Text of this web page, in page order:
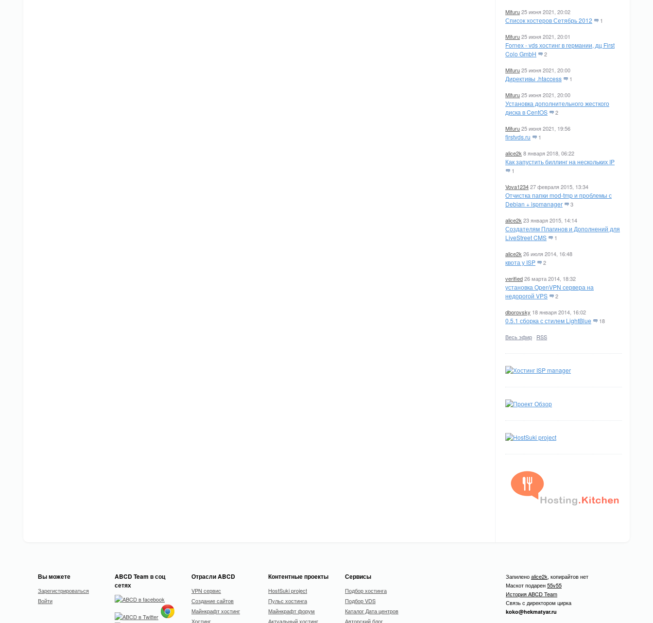
Mifuru25 июня 2021, 20:02
Список хостеров Сетябрь 2012 1
Mifuru25 июня 2021, 20:01
Fornex - vds хостинг в германии, дц First
Colo GmbH
2
Mifuru25 июня 2021, 20:00
Директивы .htaccess 1
Mifuru25 июня 2021, 20:00
Установка дополнительного жесткого
диска в CentOS
2
Mifuru25 июня 2021, 19:56
firstvds.ru 1
alice2k 8 января 2018, 06:22
Как запустить биллинг на нескольких IP
1
Vova123427 февраля 2015, 13:34
Отчистка папки mod-tmp и проблемы с
Debian + ispmanager
3
alice2k 23 января 2015, 14:14
Создателям Плагинов и Дополнений для
LiveStreet CMS
1
alice2k 26 июля 2014, 16:48
квота у ISP 2
verified26 марта 2014, 18:32
установка OpenVPN сервера на
недорогой VPS
2
dborovsky 18 января 2014, 16:02
0.5.1 сборка с стилем LightBlue 18
Весь эфир · RSS
Вы можете
Зарегистрироваться
Войти
ABCD Team в соц
сетях
Отрасли ABCD
VPN сервис
Создание сайтов
Майнкрафт хостинг
Хостинг
Контентные проекты
HostSuki project
Пульс хостинга
Майнкрафт форум
Актуальный хостинг
Сервисы
Подбор хостинга
Подбор VDS
Каталог Дата центров
Авторский блог
Запиленоalice2k, копирайтов нет
Маскот подарен55v55
История ABCD Team
Связь с директором цирка
koko@hekmatyar.ru